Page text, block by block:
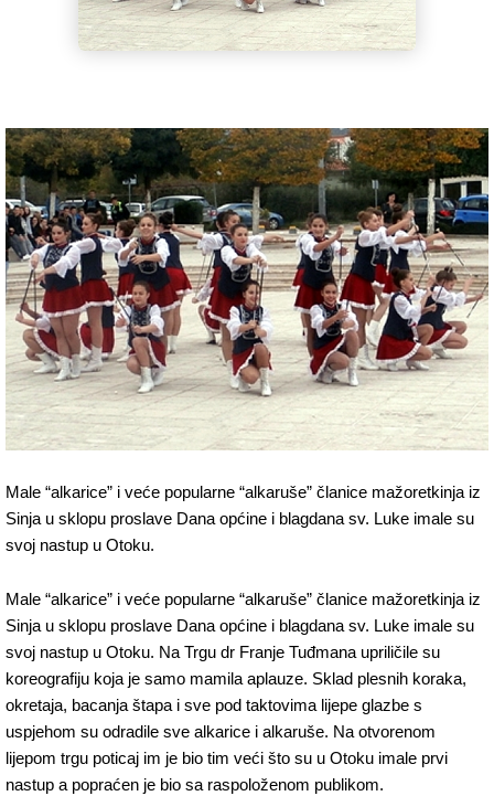
Male “alkarice” i veće popularne “alkaruše” članice mažoretkinja iz
Sinja u sklopu proslave Dana općine i blagdana sv. Luke imale su
svoj nastup u Otoku.
Male “alkarice” i veće popularne “alkaruše” članice mažoretkinja iz
Sinja u sklopu proslave Dana općine i blagdana sv. Luke imale su
svoj nastup u Otoku. Na Trgu dr Franje Tuđmana upriličile su
koreografiju koja je samo mamila aplauze. Sklad plesnih koraka,
okretaja, bacanja štapa i sve pod taktovima lijepe glazbe s
uspjehom su odradile sve alkarice i alkaruše. Na otvorenom
lijepom trgu poticaj im je bio tim veći što su u Otoku imale prvi
nastup a popraćen je bio sa raspoloženom publikom.